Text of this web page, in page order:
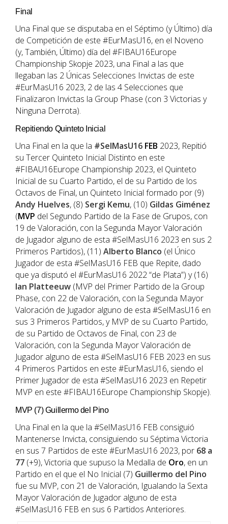
Final
Una Final que se disputaba en el Séptimo (y Último) día
de Competición de este #EurMasU16, en el Noveno
(y, También, Último) día del #FIBAU16Europe
Championship Skopje 2023, una Final a las que
llegaban las 2 Únicas Selecciones Invictas de este
#EurMasU16 2023, 2 de las 4 Selecciones que
Finalizaron Invictas la Group Phase (con 3 Victorias y
Ninguna Derrota).
Repitiendo Quinteto Inicial
Una Final en la que la #SelMasU16 FEB 2023, Repitió
su Tercer Quinteto Inicial Distinto en este
#FIBAU16Europe Championship 2023, el Quinteto
Inicial de su Cuarto Partido, el de su Partido de los
Octavos de Final, un Quinteto Inicial formado por (9)
Andy Huelves, (8) Sergi Kemu, (10) Gildas Giménez
(MVP del Segundo Partido de la Fase de Grupos, con
19 de Valoración, con la Segunda Mayor Valoración
de Jugador alguno de esta #SelMasU16 2023 en sus 2
Primeros Partidos), (11) Alberto Blanco (el Único
Jugador de esta #SelMasU16 FEB que Repite, dado
que ya disputó el #EurMasU16 2022 “de Plata”) y (16)
Ian Platteeuw (MVP del Primer Partido de la Group
Phase, con 22 de Valoración, con la Segunda Mayor
Valoración de Jugador alguno de esta #SelMasU16 en
sus 3 Primeros Partidos, y MVP de su Cuarto Partido,
de su Partido de Octavos de Final, con 23 de
Valoración, con la Segunda Mayor Valoración de
Jugador alguno de esta #SelMasU16 FEB 2023 en sus
4 Primeros Partidos en este #EurMasU16, siendo el
Primer Jugador de esta #SelMasU16 2023 en Repetir
MVP en este #FIBAU16Europe Championship Skopje).
MVP (7) Guillermo del Pino
Una Final en la que la #SelMasU16 FEB consiguió
Mantenerse Invicta, consiguiendo su Séptima Victoria
en sus 7 Partidos de este #EurMasU16 2023, por 68 a
77 (+9), Victoria que supuso la Medalla de Oro, en un
Partido en el que el No Inicial (7) Guillermo del Pino
fue su MVP, con 21 de Valoración, Igualando la Sexta
Mayor Valoración de Jugador alguno de esta
#SelMasU16 FEB en sus 6 Partidos Anteriores.